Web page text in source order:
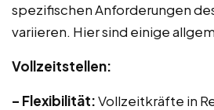
spezifischen Anforderungen
variieren. Hier sind einige
Vollzeitstellen:
– Flexibilität:Vollzeitkräfte in